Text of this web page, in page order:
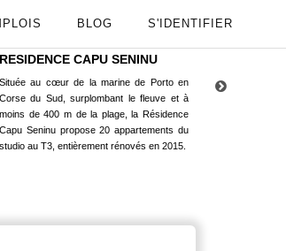
BLOG S'IDENTIFIER
RESIDENCE CAPU SENINU
Située au cœur de la marine de Porto en
Corse du Sud, surplombant le fleuve et à
moins de 400 m de la plage, la Résidence
Capu Seninu propose 20 appartements du
studio au T3, entièrement rénovés en 2015.